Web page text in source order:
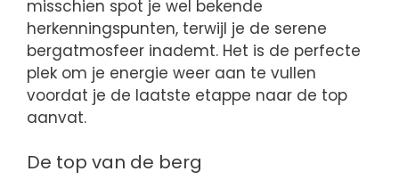
misschien spot je wel bekende
herkenningspunten, terwijl je de serene
bergatmosfeer inademt. Het is de perfecte
plek om je energie weer aan te vullen
voordat je de laatste etappe naar de top
aanvat.
De top van de berg